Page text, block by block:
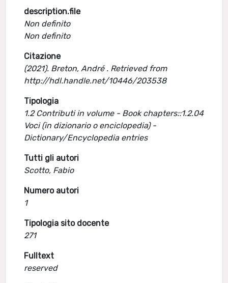
description.file
Non definito
Non definito
Citazione
(2021). Breton, André . Retrieved from
http://hdl.handle.net/10446/203538
Tipologia
1.2 Contributi in volume - Book chapters::1.2.04
Voci (in dizionario o enciclopedia) -
Dictionary/Encyclopedia entries
Tutti gli autori
Scotto, Fabio
Numero autori
1
Tipologia sito docente
271
Fulltext
reserved